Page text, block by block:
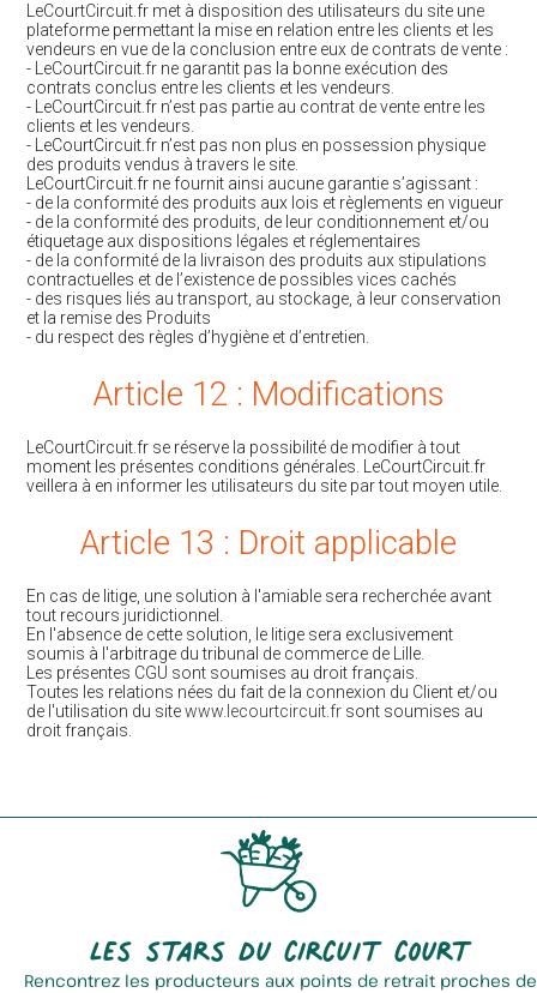
LeCourtCircuit.fr met à disposition des utilisateurs du site une
plateforme permettant la mise en relation entre les clients et les
vendeurs en vue de la conclusion entre eux de contrats de vente :
- LeCourtCircuit.fr ne garantit pas la bonne exécution des
contrats conclus entre les clients et les vendeurs.
- LeCourtCircuit.fr n’est pas partie au contrat de vente entre les
clients et les vendeurs.
- LeCourtCircuit.fr n’est pas non plus en possession physique
des produits vendus à travers le site.
LeCourtCircuit.fr ne fournit ainsi aucune garantie s’agissant :
- de la conformité des produits aux lois et règlements en vigueur
- de la conformité des produits, de leur conditionnement et/ou
étiquetage aux dispositions légales et réglementaires
- de la conformité de la livraison des produits aux stipulations
contractuelles et de l’existence de possibles vices cachés
- des risques liés au transport, au stockage, à leur conservation
et la remise des Produits
- du respect des règles d’hygiène et d’entretien.
Article 12 : Modifications
LeCourtCircuit.fr se réserve la possibilité de modifier à tout
moment les présentes conditions générales. LeCourtCircuit.fr
veillera à en informer les utilisateurs du site par tout moyen utile.
Article 13 : Droit applicable
En cas de litige, une solution à l'amiable sera recherchée avant
tout recours juridictionnel.
En l'absence de cette solution, le litige sera exclusivement
soumis à l'arbitrage du tribunal de commerce de Lille.
Les présentes CGU sont soumises au droit français.
Toutes les relations nées du fait de la connexion du Client et/ou
de l'utilisation du sitewww.lecourtcircuit.fr sont soumises au
droit français.
Les stars du circuit court
Rencontrez les producteurs aux points de retrait proches de